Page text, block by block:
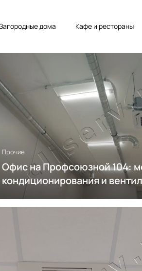
дома Кафе и рестораны
Прочие
Офис на Профсоюзной 104:
кондиционирования и